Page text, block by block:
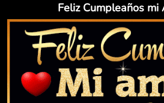
Feliz Cumpleaños mi